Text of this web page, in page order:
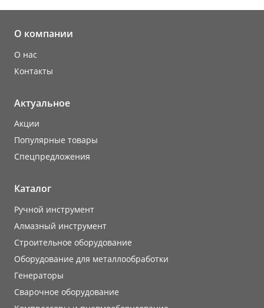
О компании
О нас
Контакты
Актуальное
Акции
Популярные товары
Cпецпредложения
Каталог
Ручной инструмент
Алмазный инструмент
Строительное оборудование
Оборудование для металлообработки
Генераторы
Сварочное оборудование